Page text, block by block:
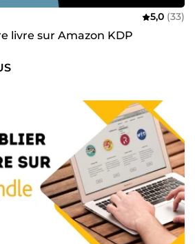
5,0 (33)
livre sur Amazon KDP